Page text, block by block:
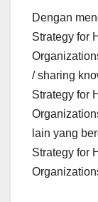
Dengan
Strategy for
/ sharing
Strategy for
lain yang
Strategy for